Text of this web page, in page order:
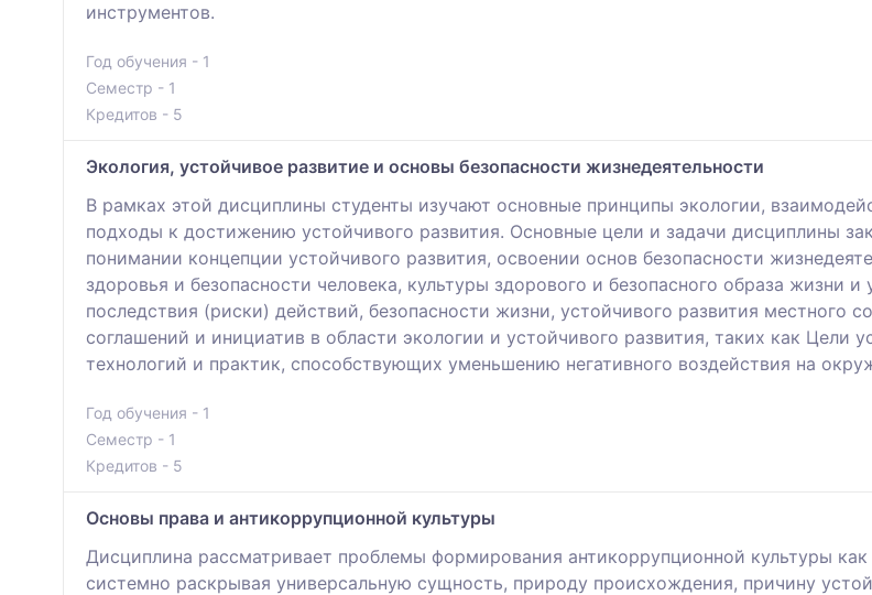
инструментов.
Год обучения - 1
Семестр - 1
Кредитов - 5
Экология, устойчивое развитие и основы безопасности жизнедеятельности
В рамках этой дисциплины студенты изучают основные принципы экологии,
подходы к достижению устойчивого развития. Основные цели и задачи дисциплины
понимании концепции устойчивого развития, освоении основ безопасности
здоровья и безопасности человека, культуры здорового и безопасного образа жизни
последствия (риски) действий, безопасности жизни, устойчивого развития
соглашений и инициатив в области экологии и устойчивого развития, таких как Цели
технологий и практик, способствующих уменьшению негативного воздействия на
Год обучения - 1
Семестр - 1
Кредитов - 5
Основы права и антикоррупционной культуры
Дисциплина рассматривает проблемы формирования антикоррупционной культуры
системно раскрывая универсальную сущность, природу происхождения, причину